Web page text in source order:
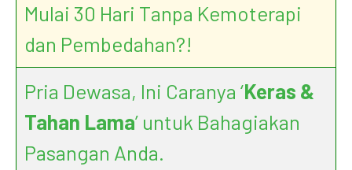
Mulai 30 Hari Tanpa Kemoterapi
dan Pembedahan?!
Pria Dewasa, Ini Caranya ‘Keras &
Tahan Lama’ untuk Bahagiakan
Pasangan Anda.